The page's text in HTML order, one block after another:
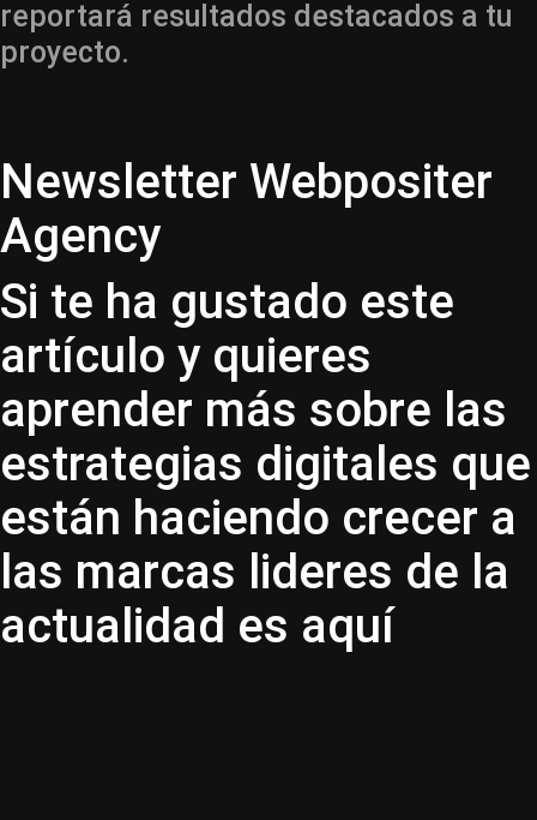
reportará resultados destacados a tu
proyecto.
Newsletter Webpositer
Agency
Si te ha gustado este
artículo y quieres
aprender más sobre las
estrategias digitales que
están haciendo crecer a
las marcas lideres de la
actualidad es aquí